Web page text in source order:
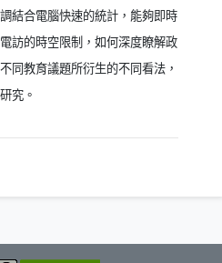
結合電腦快速的統計，能夠即時
訪的時空限制，如何深度瞭解政
同教育議題所衍生的不同看法，
究。